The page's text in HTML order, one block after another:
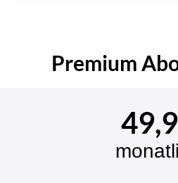
Premium